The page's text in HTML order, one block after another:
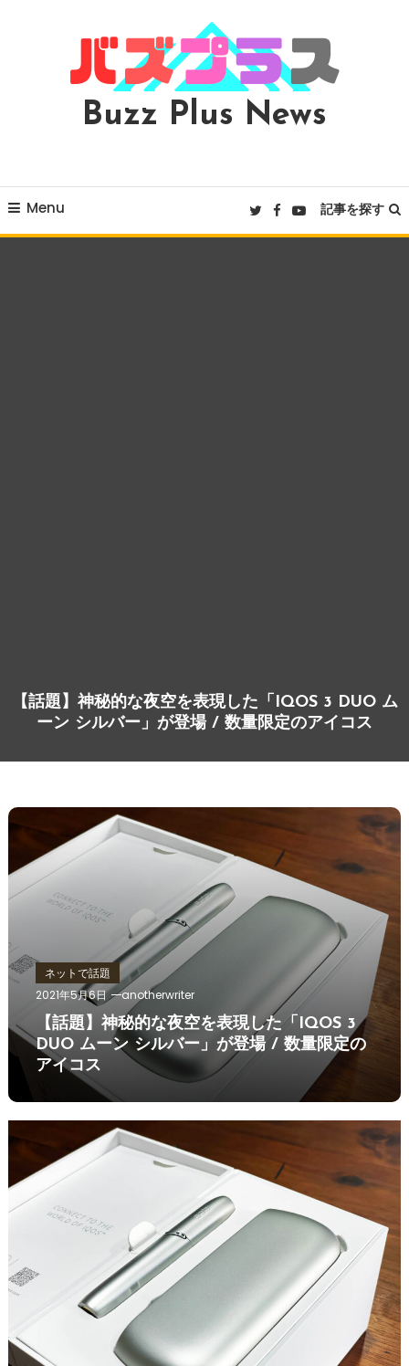
Buzz Plus News
Menu 記事を探す
【話題】神秘的な夜空を表現した「IQOS 3 DUO ム
ーン シルバー」が登場 / 数量限定のアイコス
ネットで話題
2021年5月6日
anotherwriter
【話題】神秘的な夜空を表現した「IQOS 3
DUO ムーン シルバー」が登場 / 数量限定の
アイコス